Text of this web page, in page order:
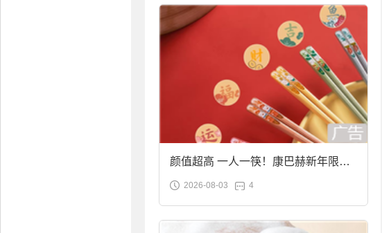
颜值超高 一人一筷！康巴赫新年限定
合金筷子大促：19.9元
2026-08-03 4